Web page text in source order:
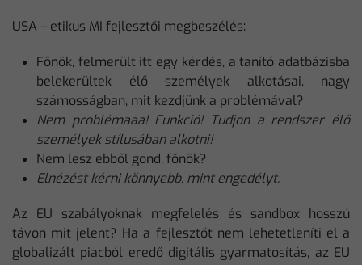
USA – etikus MI fejlesztői megbeszélés:
Főnök, felmerült itt egy kérdés, a tanító adatbázisba
belekerültek élő személyek alkotásai, nagy
számosságban, mit kezdjünk a problémával?
Nem problémaaa! Funkció! Tudjon a rendszer élő
személyek stílusában alkotni!
Nem lesz ebből gond, főnök?
Elnézést kérni könnyebb, mint engedélyt.
Az EU szabályoknak megfelelés és sandbox hosszú
távon mit jelent? Ha a fejlesztőt nem lehetetleníti el a
globalizált piacból eredő digitális gyarmatosítás, az EU